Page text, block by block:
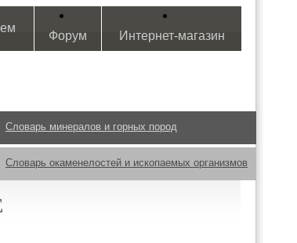
Форум Интернет-магазин
Словарь минералов и горных пород
Словарь окаменелостей и ископаемых организмов